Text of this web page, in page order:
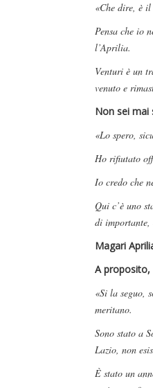
«Che dire, è
Pensa che io
l’Aprilia.
Venturi è un
venuto e
Non sei mai
«Lo spero,
Ho rifiutato
Io credo che
Qui c’è uno
di
Magari
A proposito,
«Si la seguo,
meritano.
Sono stato a
Lazio, non
È stato un